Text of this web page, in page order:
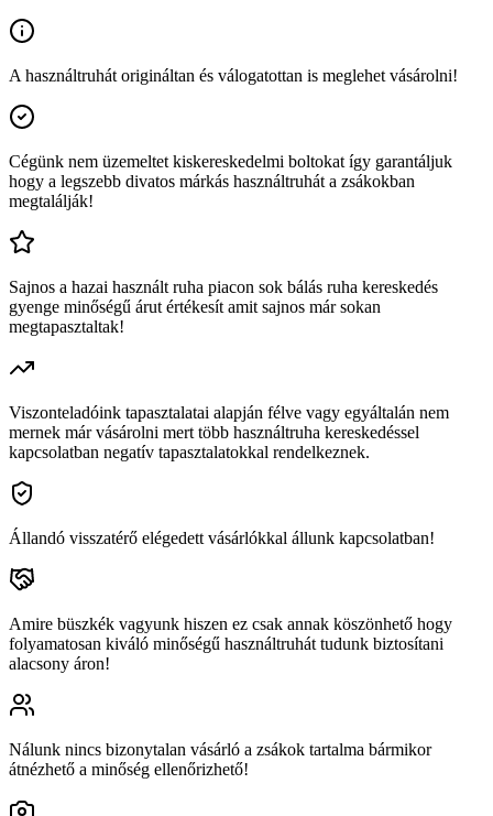
A használtruhát origináltan és válogatottan is meglehet vásárolni!
Cégünk nem üzemeltet kiskereskedelmi boltokat így garantáljuk
hogy a legszebb divatos márkás használtruhát a zsákokban
megtalálják!
Sajnos a hazai használt ruha piacon sok bálás ruha kereskedés
gyenge minőségű árut értékesít amit sajnos már sokan
megtapasztaltak!
Viszonteladóink tapasztalatai alapján félve vagy egyáltalán nem
mernek már vásárolni mert több használtruha kereskedéssel
kapcsolatban negatív tapasztalatokkal rendelkeznek.
Állandó visszatérő elégedett vásárlókkal állunk kapcsolatban!
Amire büszkék vagyunk hiszen ez csak annak köszönhető hogy
folyamatosan kiváló minőségű használtruhát tudunk biztosítani
alacsony áron!
Nálunk nincs bizonytalan vásárló a zsákok tartalma bármikor
átnézhető a minőség ellenőrizhető!